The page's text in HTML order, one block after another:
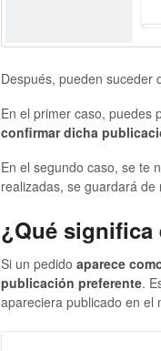
Después, pueden suceder
En el primer caso, puedes
confirmar dicha
En el segundo caso, se te
realizadas, se guardará
¿Qué significa
Si un pedido aparece
publicación preferente.
apareciera publicado en el